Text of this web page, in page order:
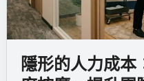
隱形的人力成本